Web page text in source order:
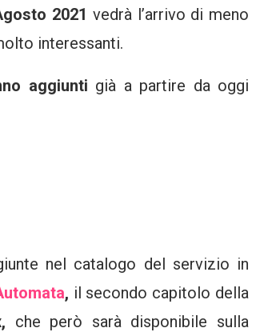
2021 vedrà l’arrivo di meno
interessanti.
aggiunti già a partire da oggi
nel catalogo del servizio in
, il secondo capitolo della
che però sarà disponibile sulla